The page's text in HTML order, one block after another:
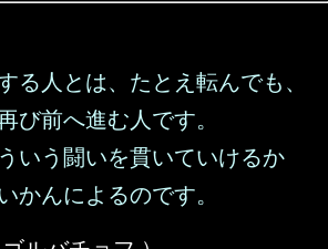
る人とは、たとえ転んでも、
び前へ進む人です。
いう闘いを貫いていけるか
かんによるのです。